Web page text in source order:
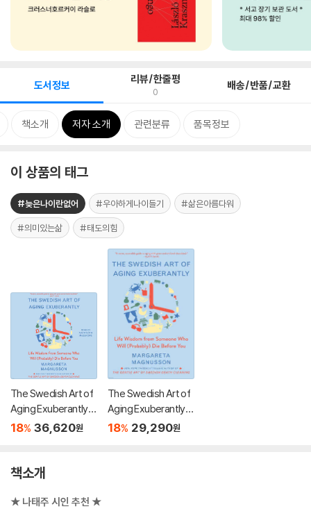
도서정보 리뷰/한줄평
0 배송/반품/교환
책소개 저자 소개 관련분류 품목정보
이 상품의 태그
#늦은나이란없어 #우아하게나이들기 #삶은아름다워
#의미있는삶 #태도의힘
The Swedish Art of
Aging Exuberantly: L
ife Wisdom from So
You
18% 36,620원
The Swedish Art of
Aging Exuberantly: L
ife Wisdom from So
18% 29,290원
책소개
★ 나태주 시인 추천 ★